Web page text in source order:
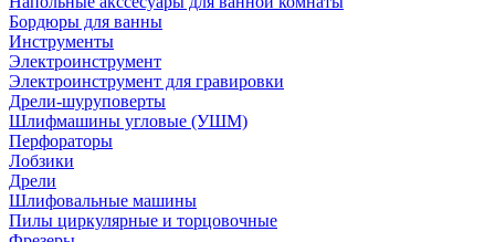
Бордюры для ванны
Инструменты
Электроинструмент
Электроинструмент для гравировки
Дрели-шуруповерты
Шлифмашины угловые (УШМ)
Перфораторы
Лобзики
Дрели
Шлифовальные машины
Пилы циркулярные и торцовочные